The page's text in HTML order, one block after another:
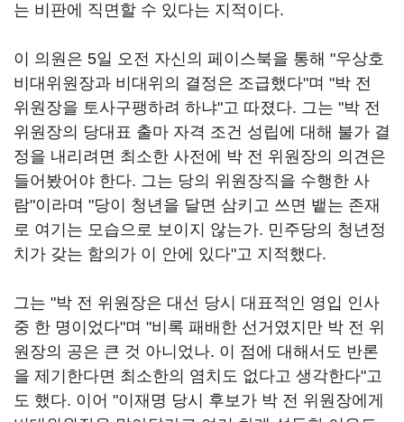
는 비판에 직면할 수 있다는 지적이다.
이 의원은 5일 오전 자신의 페이스북을 통해 "우상호
비대위원장과 비대위의 결정은 조급했다"며 "박 전
위원장을 토사구팽하려 하냐"고 따졌다. 그는 "박 전
위원장의 당대표 출마 자격 조건 성립에 대해 불가 결
정을 내리려면 최소한 사전에 박 전 위원장의 의견은
들어봤어야 한다. 그는 당의 위원장직을 수행한 사
람"이라며 "당이 청년을 달면 삼키고 쓰면 뱉는 존재
로 여기는 모습으로 보이지 않는가. 민주당의 청년정
치가 갖는 함의가 이 안에 있다"고 지적했다.
그는 "박 전 위원장은 대선 당시 대표적인 영입 인사
중 한 명이었다"며 "비록 패배한 선거였지만 박 전 위
원장의 공은 큰 것 아니었나. 이 점에 대해서도 반론
을 제기한다면 최소한의 염치도 없다고 생각한다"고
도 했다. 이어 "이재명 당시 후보가 박 전 위원장에게